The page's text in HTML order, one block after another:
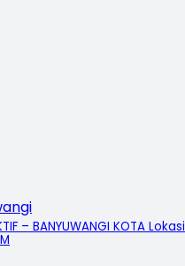
– BANYUWANGI KOTA Lokasi